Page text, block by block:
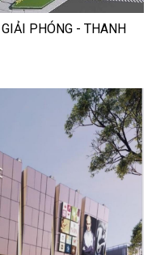
PHÓNG - THANH